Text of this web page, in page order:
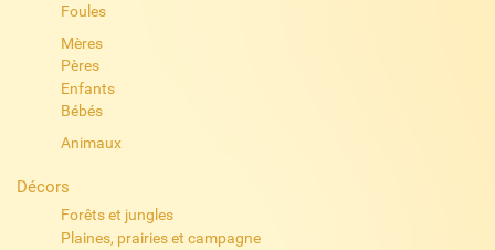
Foules
Mères
Pères
Enfants
Bébés
Animaux
Décors
Forêts et jungles
Plaines, prairies et campagne